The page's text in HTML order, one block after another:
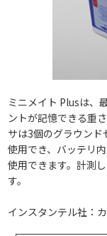
ミニメイト Plusは、
ントが記憶できる重
サは3個のグラウン
使用でき、バッテリ
使用できます。計測
す。
インスタンテル社：